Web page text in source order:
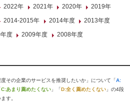
2022年 2021年 2020年
2019年
2014-2015年 2014年度
2013年度
度 2009年度 2008年度
その企業のサービスを推奨したいか」について「A:
C:あまり薦めたくない 」「D:全く薦めたくない 」の4段
す。